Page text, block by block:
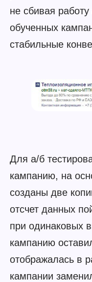
не сбивая
обученных
стабильные
Для а/б
кампанию, на
созданы две
отсчет данных
при одинаковых
кампанию
отображалась в
кампании